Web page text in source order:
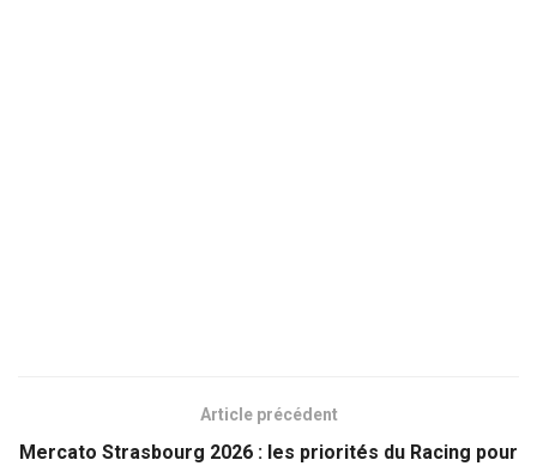
Article précédent
Mercato Strasbourg 2026 : les priorités du Racing pour